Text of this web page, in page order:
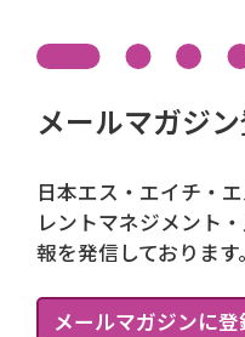
メールマガジ
日本エス・エイチ・
レントマネジメント
報を発信しております。
メールマガジンに登